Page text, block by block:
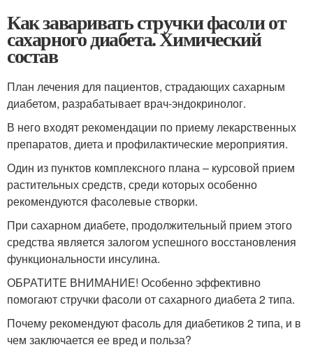
Как заваривать стручки фасоли от
сахарного диабета. Химический
состав
План лечения для пациентов, страдающих сахарным
диабетом, разрабатывает врач-эндокринолог.
В него входят рекомендации по приему лекарственных
препаратов, диета и профилактические мероприятия.
Один из пунктов комплексного плана – курсовой прием
растительных средств, среди которых особенно
рекомендуются фасолевые створки.
При сахарном диабете, продолжительный прием этого
средства является залогом успешного восстановления
функциональности инсулина.
ОБРАТИТЕ ВНИМАНИЕ! Особенно эффективно
помогают стручки фасоли от сахарного диабета 2 типа.
Почему рекомендуют фасоль для диабетиков 2 типа, и в
чем заключается ее вред и польза?